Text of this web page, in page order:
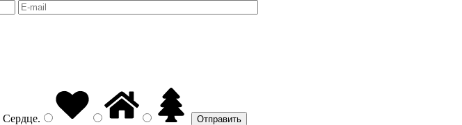
Сердце.